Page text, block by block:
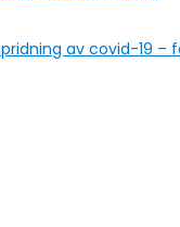
av covid-19 –